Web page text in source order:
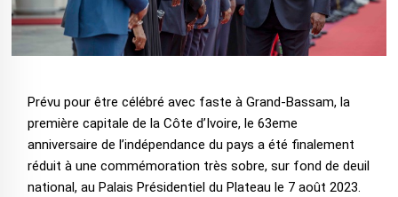
Prévu pour être célébré avec faste à Grand-Bassam, la
première capitale de la Côte d’Ivoire, le 63eme
anniversaire de l’indépendance du pays a été finalement
réduit à une commémoration très sobre, sur fond de deuil
national, au Palais Présidentiel du Plateau le 7 août 2023.